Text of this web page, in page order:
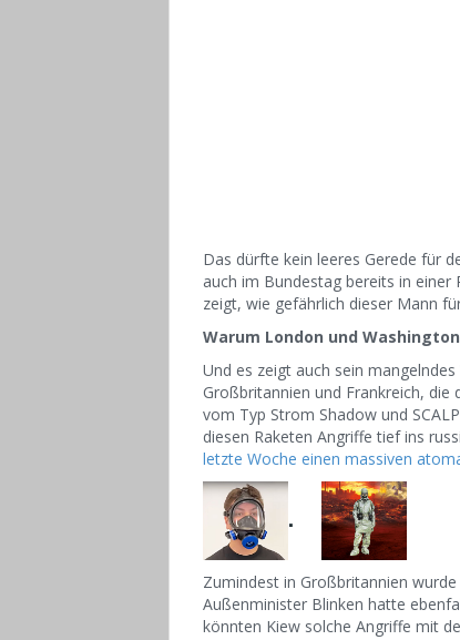
Das dürfte kein leeres Gerede für
auch im Bundestag bereits in einer
zeigt, wie gefährlich dieser Mann
Warum London und
Und es zeigt auch sein
Großbritannien und Frankreich,
vom Typ Strom Shadow und
diesen Raketen Angriffe tief ins
letzte Woche einen massiven
.
Zumindest in Großbritannien wurde
Außenminister Blinken hatte
könnten Kiew solche Angriffe mit